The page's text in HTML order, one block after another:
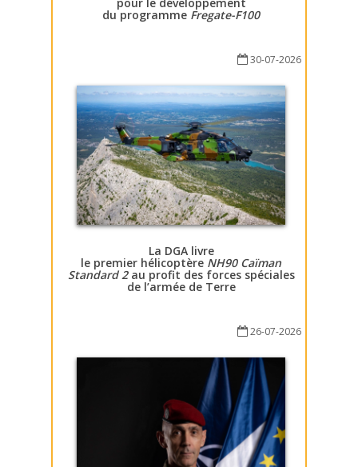
du programme Fregate-F100
30-07-2026
La DGA livre
le premier hélicoptère NH90 Caïman
Standard 2au profit des forces spéciales
de l’armée de Terre
26-07-2026